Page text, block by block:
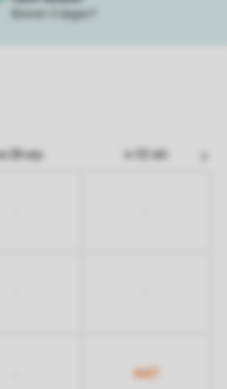
28 sep vr 02 okt
447